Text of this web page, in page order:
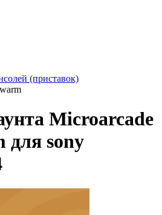
(приставок)
Microarcade
для sony